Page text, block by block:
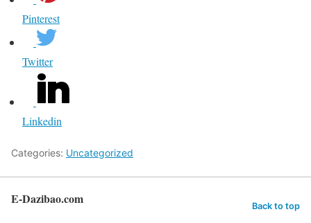
Pinterest
Twitter
Linkedin
Categories: Uncategorized
E-Dazibao.com Back to top